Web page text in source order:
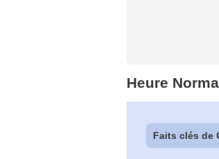
Heure
Faits clés de